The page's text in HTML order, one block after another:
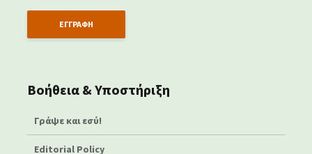
Βοήθεια & Υποστήριξη
Γράψε και εσύ!
Editorial Policy